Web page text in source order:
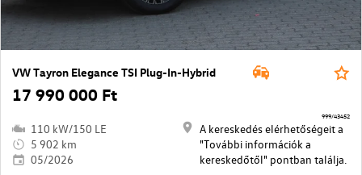
VW Tayron Elegance TSI Plug-In-Hybrid
17 990 000 Ft
110 kW/150 LE
5 902 km
05/2026
A kereskedés elérhetőségeit a
"További információk a
kereskedőtől" pontban találja.
999/43452